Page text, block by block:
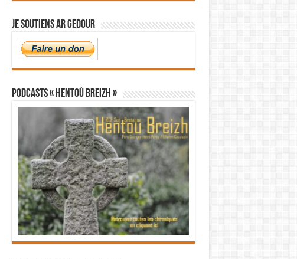
Je soutiens Ar Gedour
PODCASTS « Hentoù Breizh »